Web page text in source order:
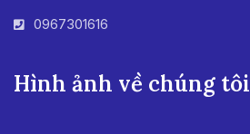
0967301616
Hình ảnh về chúng tôi